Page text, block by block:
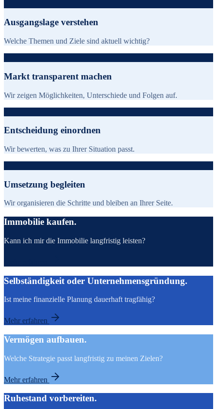
Ausgangslage verstehen
Welche Themen und Ziele sind aktuell wichtig?
Markt transparent machen
Wir zeigen Möglichkeiten, Unterschiede und Folgen auf.
Entscheidung einordnen
Wir bewerten, was zu Ihrer Situation passt.
Umsetzung begleiten
Wir organisieren die Schritte und bleiben an Ihrer Seite.
Immobilie kaufen.
Kann ich mir die Immobilie langfristig leisten?
Selbständigkeit oder Unternehmensgründung.
Ist meine finanzielle Planung dauerhaft tragfähig?
Mehr erfahren
Vermögen aufbauen.
Welche Strategie passt langfristig zu meinen Zielen?
Mehr erfahren
Ruhestand vorbereiten.